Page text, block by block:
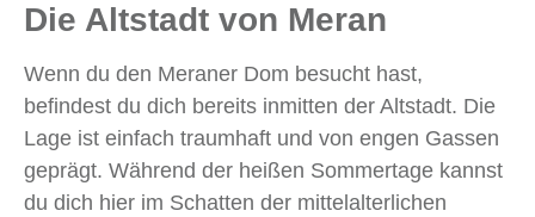
Die Altstadt von Meran
Wenn du den Meraner Dom besucht hast,
befindest du dich bereits inmitten der Altstadt. Die
Lage ist einfach traumhaft und von engen Gassen
geprägt. Während der heißen Sommertage kannst
du dich hier im Schatten der mittelalterlichen